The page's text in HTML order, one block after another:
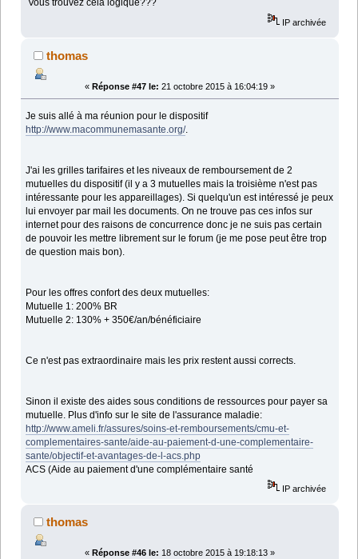
Vous trouvez cela logique???
IP archivée
thomas
« Réponse #47 le: 21 octobre 2015 à 16:04:19 »
Je suis allé à ma réunion pour le dispositif
http://www.macommunemasante.org/.
J'ai les grilles tarifaires et les niveaux de remboursement de 2
mutuelles du dispositif (il y a 3 mutuelles mais la troisième n'est pas
intéressante pour les appareillages). Si quelqu'un est intéressé je peux
lui envoyer par mail les documents. On ne trouve pas ces infos sur
internet pour des raisons de concurrence donc je ne suis pas certain
de pouvoir les mettre librement sur le forum (je me pose peut être trop
de question mais bon).
Pour les offres confort des deux mutuelles:
Mutuelle 1: 200% BR
Mutuelle 2: 130% + 350€/an/bénéficiaire
Ce n'est pas extraordinaire mais les prix restent aussi corrects.
Sinon il existe des aides sous conditions de ressources pour payer sa
mutuelle. Plus d'info sur le site de l'assurance maladie:
http://www.ameli.fr/assures/soins-et-remboursements/cmu-et-
complementaires-sante/aide-au-paiement-d-une-complementaire-
sante/objectif-et-avantages-de-l-acs.php
ACS (Aide au paiement d'une complémentaire santé
IP archivée
thomas
« Réponse #46 le: 18 octobre 2015 à 19:18:13 »